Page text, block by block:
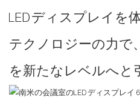
LEDディスプレイを
テクノロジーの力で
を新たなレベルへと